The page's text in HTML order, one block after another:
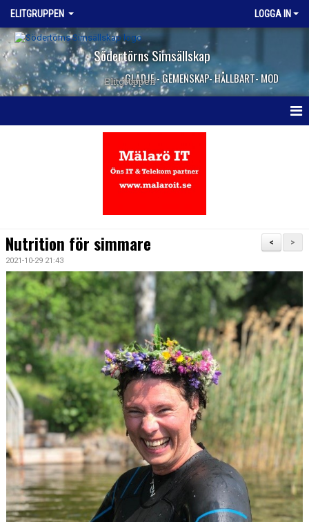
ELITGRUPPEN LOGGA IN
Södertörns Simsällskap
GLÄDJE - GEMENSKAP- HÅLLBART- MOD
Elitgruppen
DOKUMENT
KONTAKT
>
<
Nutrition för simmare
2021-10-29 21:43